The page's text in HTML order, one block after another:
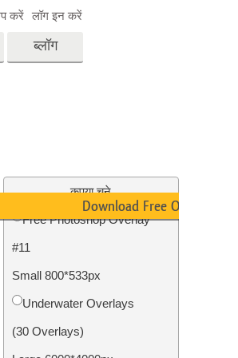
सर्विसेज
ब्लॉग
करें लॉग इन करें
कृपया चुने
Free Photoshop Overlay
#11
Small 800*533px
Underwater Overlays
(30 Overlays)
Download Free Overlay